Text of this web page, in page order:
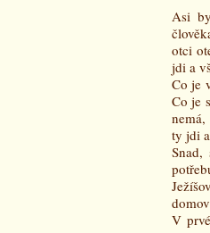
Asi
otci
jdi a
Co je
Co je
ty jdi
V